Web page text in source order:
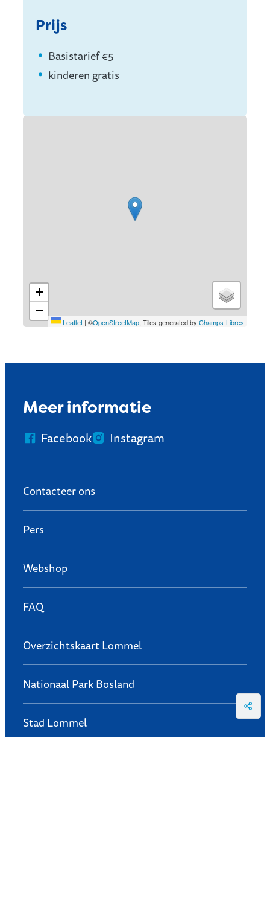
Prijs
Basistarief€5
kinderengratis
+
−
Leaflet | ©OpenStreetMap, Tiles generated by Champs-Libres
Meer informatie
Facebook Instagram
Contacteer ons
Pers
Webshop
FAQ
Overzichtskaart Lommel
Nationaal Park Bosland
Stad Lommel